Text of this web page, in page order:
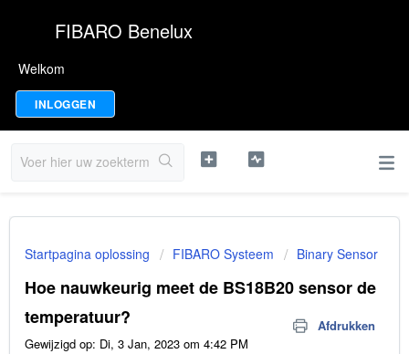
FIBARO Benelux
Welkom
INLOGGEN
Startpagina oplossing FIBARO Systeem Binary Sensor
Hoe nauwkeurig meet de BS18B20 sensor de
temperatuur?
Afdrukken
Gewijzigd op: Di, 3 Jan, 2023 om 4:42 PM